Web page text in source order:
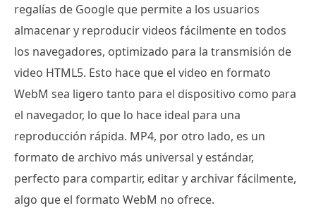
regalías de Google que permite a los usuarios
almacenar y reproducir videos fácilmente en todos
los navegadores, optimizado para la transmisión de
video HTML5. Esto hace que el video en formato
WebM sea ligero tanto para el dispositivo como para
el navegador, lo que lo hace ideal para una
reproducción rápida. MP4, por otro lado, es un
formato de archivo más universal y estándar,
perfecto para compartir, editar y archivar fácilmente,
algo que el formato WebM no ofrece.